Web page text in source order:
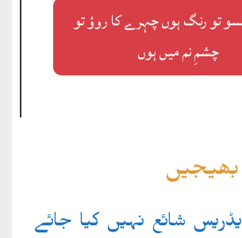
ہنسو تو رنگ ہوں چہرے کا روؤ تو
چشمِ نم میں ہوں
بھیجیں
شائع نہیں کیا جائے